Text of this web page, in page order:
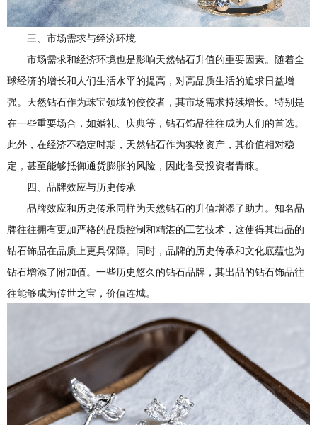
三、市场需求与经济环境
市场需求和经济环境也是影响天然钻石升值的重要因素。随着全
球经济的增长和人们生活水平的提高，对高品质生活的追求日益增
强。天然钻石作为珠宝领域的佼佼者，其市场需求持续增长。特别是
在一些重要场合，如婚礼、庆典等，钻石饰品往往成为人们的首选。
此外，在经济不稳定时期，天然钻石作为实物资产，其价值相对稳
定，甚至能够抵御通货膨胀的风险，因此备受投资者青睐。
四、品牌效应与历史传承
品牌效应和历史传承同样为天然钻石的升值增添了助力。知名品
牌往往拥有更加严格的品质控制和精湛的工艺技术，这使得其出品的
钻石饰品在品质上更具保障。同时，品牌的历史传承和文化底蕴也为
钻石增添了附加值。一些历史悠久的钻石品牌，其出品的钻石饰品往
往能够成为传世之宝，价值连城。